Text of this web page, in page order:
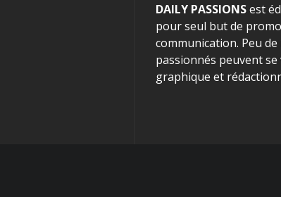
DAILY PASSIONSest
pour seul but de
communication. Peu de
passionnés peuvent
graphique et